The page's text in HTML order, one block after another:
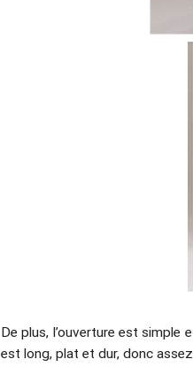
De plus, l’ouverture est simple
est long, plat et dur, donc